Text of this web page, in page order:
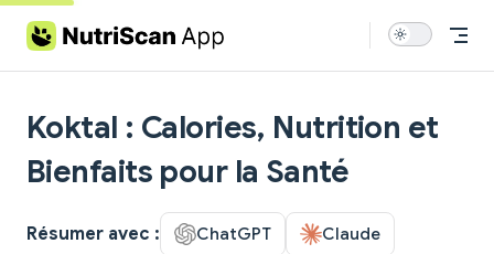
Skip to content
Koktal : Calories, Nutrition et
Bienfaits pour la Santé
Résumer avec : ChatGPT Claude